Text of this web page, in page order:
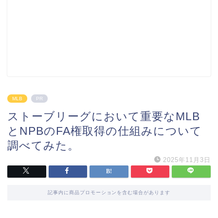
MLB PR
ストーブリーグにおいて重要なMLB
とNPBのFA権取得の仕組みについて
調べてみた。
2025年11月3日
記事内に商品プロモーションを含む場合があります